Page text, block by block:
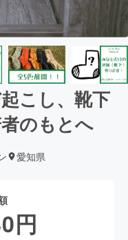
こし、靴下
のもとへ
愛知県
円